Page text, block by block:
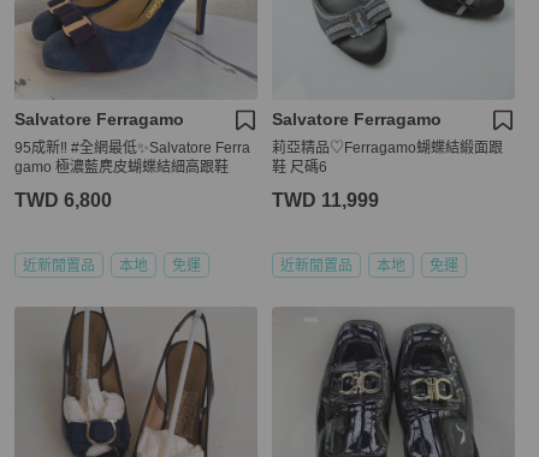
Salvatore Ferragamo
95成新‼️ #全網最低✨Salvatore Ferra
gamo 極濃藍麂皮蝴蝶結細高跟鞋
TWD 6,800
近新閒置品 本地 免運
Salvatore Ferragamo
莉亞精品♡Ferragamo蝴蝶結緞面跟
鞋 尺碼6
TWD 11,999
近新閒置品 本地 免運